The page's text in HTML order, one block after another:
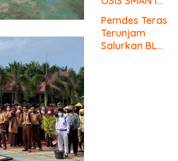
Mukomuko
Saling Beradu
Kemampuan!
Pemdes Teras
Terunjam
Salurkan BLT-